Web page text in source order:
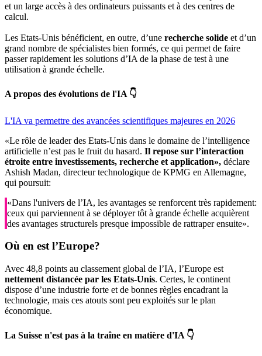
et un large accès à des ordinateurs puissants et à des centres de
calcul.
Les Etats-Unis bénéficient, en outre, d’une recherche solide et d’un
grand nombre de spécialistes bien formés, ce qui permet de faire
passer rapidement les solutions d’IA de la phase de test à une
utilisation à grande échelle.
A propos des évolutions de l'IA 👇
L'IA va permettre des avancées scientifiques majeures en 2026
«Le rôle de leader des Etats-Unis dans le domaine de l’intelligence
artificielle n’est pas le fruit du hasard. Il repose sur l’interaction
étroite entre investissements, recherche et application», déclare
Ashish Madan, directeur technologique de KPMG en Allemagne,
qui poursuit:
«Dans l'univers de l’IA, les avantages se renforcent très rapidement:
ceux qui parviennent à se déployer tôt à grande échelle acquièrent
des avantages structurels presque impossible de rattraper ensuite».
Où en est l’Europe?
Avec 48,8 points au classement global de l’IA, l’Europe est
nettement distancée par les Etats-Unis. Certes, le continent
dispose d’une industrie forte et de bonnes règles encadrant la
technologie, mais ces atouts sont peu exploités sur le plan
économique.
La Suisse n'est pas à la traîne en matière d'IA 👇